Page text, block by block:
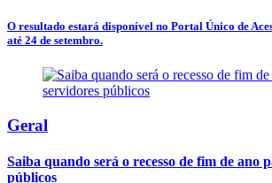
O resultado estará disponível no Portal Único de
até 24 de setembro.
Geral
Saiba quando será o recesso de fim de ano
públicos